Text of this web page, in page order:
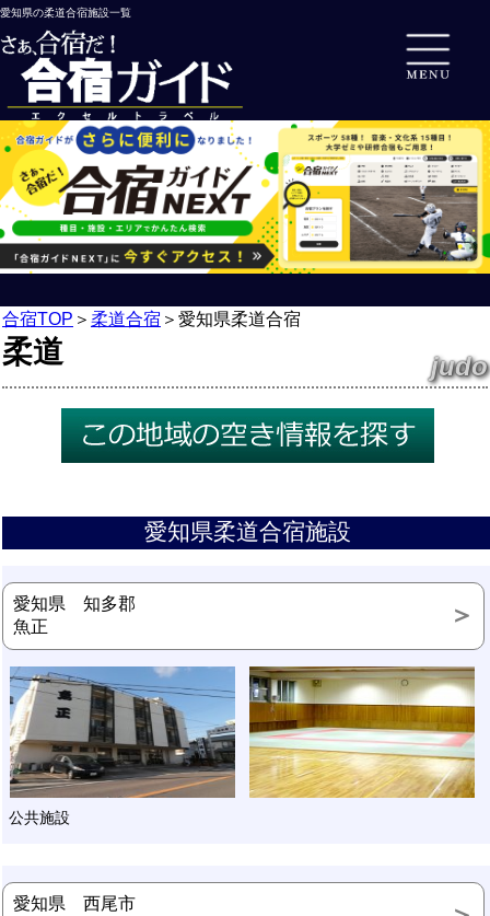
愛知県の柔道合宿施設一覧
合宿TOP ＞ 柔道合宿 ＞ 愛知県柔道合宿
柔道 judo
愛知県柔道合宿施設
愛知県 知多郡
魚正
公共施設
愛知県 西尾市